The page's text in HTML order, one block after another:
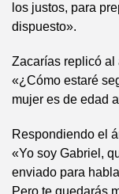
los justos, para
dispuesto».
Zacarías replicó al
«¿Cómo estaré
mujer es de edad
Respondiendo el
«Yo soy Gabriel,
enviado para